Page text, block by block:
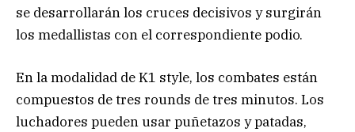
se desarrollarán los cruces decisivos y surgirán
los medallistas con el correspondiente podio.
En la modalidad de K1 style, los combates están
compuestos de tres rounds de tres minutos. Los
luchadores pueden usar puñetazos y patadas,